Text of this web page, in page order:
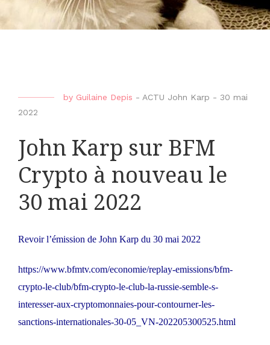
by Guilaine Depis - ACTU John Karp - 30 mai
2022
John Karp sur BFM
Crypto à nouveau le
30 mai 2022
Revoir l’émission de John Karp du 30 mai 2022
https://www.bfmtv.com/economie/replay-emissions/bfm-
crypto-le-club/bfm-crypto-le-club-la-russie-semble-s-
interesser-aux-cryptomonnaies-pour-contourner-les-
sanctions-internationales-30-05_VN-202205300525.html